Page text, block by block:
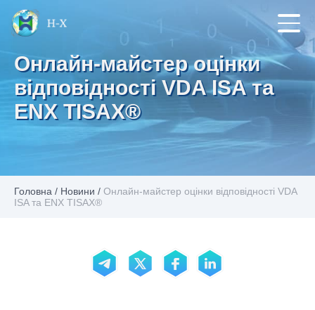
Онлайн-майстер оцінки
відповідності VDA ISA та
ENX TISAX®
Головна / Новини / Онлайн-майстер оцінки відповідності VDA
ISA та ENX TISAX®